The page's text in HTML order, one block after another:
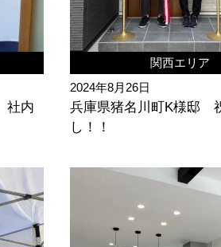
社内
関西エリア
2024年8月26日
兵庫県猪名川町K様邸
し！！